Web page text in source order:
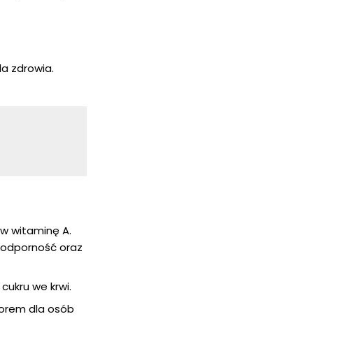
zdrowia.
witaminę A.
oraz
we krwi.
dla osób